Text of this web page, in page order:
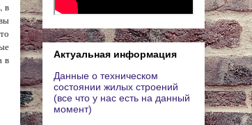
в
в
Актуальная информация
Данные о техническом
состоянии жилых строений
(все что у нас есть на данный
момент)